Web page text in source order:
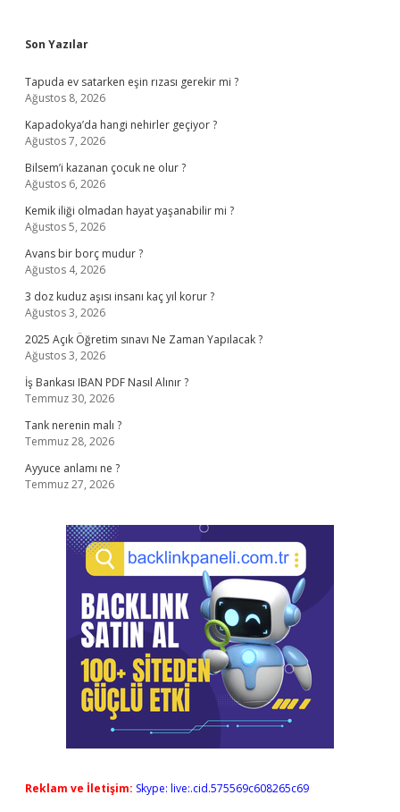
Sidebar
Son Yazılar
Tapuda ev satarken eşin rızası gerekir mi ?
Ağustos 8, 2026
Kapadokya’da hangi nehirler geçiyor ?
Ağustos 7, 2026
Bilsem’i kazanan çocuk ne olur ?
Ağustos 6, 2026
Kemik iliği olmadan hayat yaşanabilir mi ?
Ağustos 5, 2026
Avans bir borç mudur ?
Ağustos 4, 2026
3 doz kuduz aşısı insanı kaç yıl korur ?
Ağustos 3, 2026
2025 Açık Öğretim sınavı Ne Zaman Yapılacak ?
Ağustos 3, 2026
İş Bankası IBAN PDF Nasıl Alınır ?
Temmuz 30, 2026
Tank nerenin malı ?
Temmuz 28, 2026
Ayyuce anlamı ne ?
Temmuz 27, 2026
Reklam ve İletişim: Skype: live:.cid.575569c608265c69